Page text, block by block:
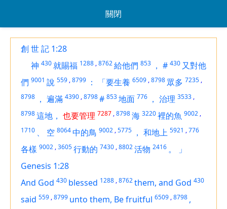
關閉
創 世 記 1:28
神 430就賜福 1288 ,8762給他們 853 ， # 430 又對他
們 9001 說 559 ,8799 ： 「要生養 6509 ,8798 眾多 7235 ,
8798 ， 遍滿 4390 ,8798# 853地面 776 ， 治理 3533 ,
8798這地， 也要管理 7287 ,8798海 3220裡的魚 9002 ,
1710 、 空 8064中的鳥 9002 ,5775 ， 和地上 5921 ,776
各樣 9002 ,3605行動的 7430 ,8802活物 2416 。
」
Genesis 1:28
And God 430 blessed 1288 ,8762them, and God 430
said 559 ,8799 unto them, Be fruitful 6509 ,8798 ,